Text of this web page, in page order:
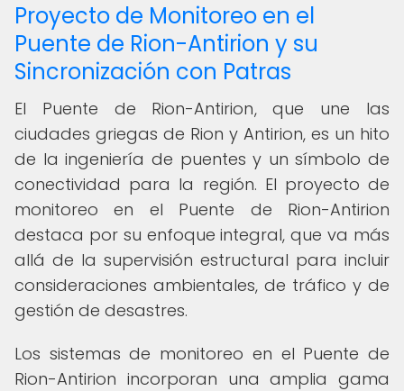
Proyecto de Monitoreo en el
Puente de Rion-Antirion y su
Sincronización con Patras
El Puente de Rion-Antirion, que une las
ciudades griegas de Rion y Antirion, es un hito
de la ingeniería de puentes y un símbolo de
conectividad para la región. El proyecto de
monitoreo en el Puente de Rion-Antirion
destaca por su enfoque integral, que va más
allá de la supervisión estructural para incluir
consideraciones ambientales, de tráfico y de
gestión de desastres.
Los sistemas de monitoreo en el Puente de
Rion-Antirion incorporan una amplia gama